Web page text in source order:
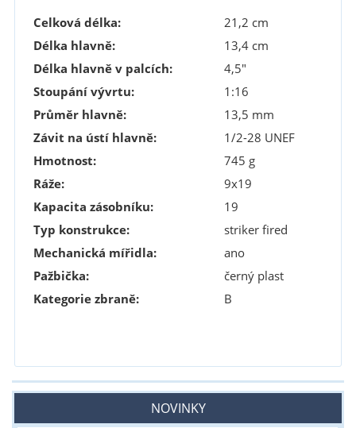
Celková délka:
21,2 cm
Délka hlavně:
13,4 cm
Délka hlavně v palcích:
4,5"
Stoupání vývrtu:
1:16
Průměr hlavně:
13,5 mm
Závit na ústí hlavně:
1/2-28 UNEF
Hmotnost:
745 g
Ráže:
9x19
Kapacita zásobníku:
19
Typ konstrukce:
striker fired
Mechanická mířidla:
ano
Pažbička:
černý plast
Kategorie zbraně:
B
NOVINKY